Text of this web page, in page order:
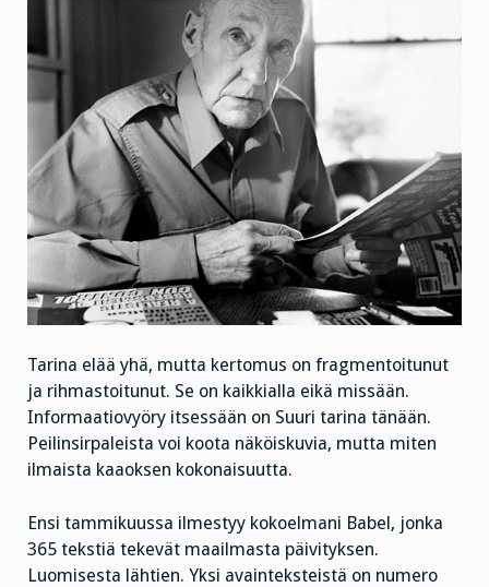
Tarina elää yhä, mutta kertomus on fragmentoitunut
ja rihmastoitunut. Se on kaikkialla eikä missään.
Informaatiovyöry itsessään on Suuri tarina tänään.
Peilinsirpaleista voi koota näköiskuvia, mutta miten
ilmaista kaaoksen kokonaisuutta.
Ensi tammikuussa ilmestyy kokoelmani Babel, jonka
365 tekstiä tekevät maailmasta päivityksen.
Luomisesta lähtien. Yksi avainteksteistä on numero